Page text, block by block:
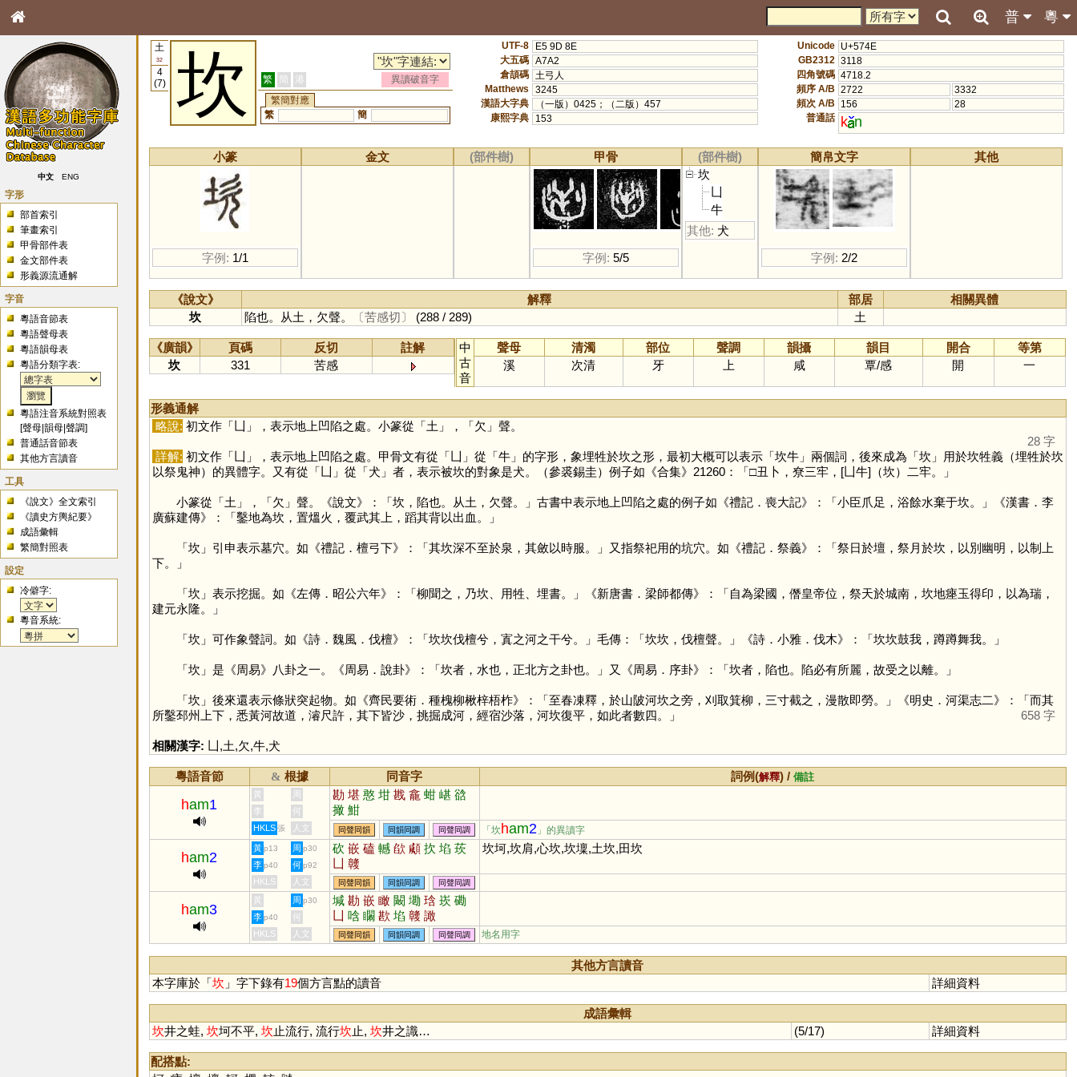
粵
普
中文 ENG
字形
部首索引
筆畫索引
甲骨部件表
金文部件表
形義源流通解
字音
粵語音節表
粵語聲母表
粵語韻母表
粵語分類字表:
粵語注音系統對照表
[聲母 |韻母 |聲調]
普通話音節表
其他方言讀音
工具
《說文》全文索引
《讀史方輿紀要》
成語彙輯
繁簡對照表
設定
冷僻字:
粵音系統:
土
32
4
(7)
坎 繁 簡 港
異讀破音字
繁簡對應
繁
簡
UTF-8
E5 9D 8E
大五碼 A7A2
倉頡碼
土弓人
Matthews
3245
漢語大字典
（一版）0425；（二版）457
康熙字典
153
Unicode U+574E
GB2312 3118
四角號碼 4718.2
頻序 A/B 2722
3332
頻次 A/B
156
28
普通話 k n
小篆
字例: 1/1
金文 (部件樹) 甲骨
字例: 5/5
(部件樹)
坎
牛
其他: 犬
簡帛文字
字例: 2/2
其他
《說文》 解釋 部居
相關異體
坎
陷也。从土，欠聲。 〔苦感切〕 (288 / 289) 土
《廣韻》 頁碼 反切
註解
坎
331 苦感
中
古
音
聲母 清濁 部位 聲調 韻攝 韻目 開合
等第
溪
次清 牙 上 咸 覃/感 開 一
形義通解
略說: 初文作「凵 」，表示地上凹陷之處。小篆從「土」，「欠 」聲。
28 字
詳解: 初文作「凵 」，表示地上凹陷之處。甲骨文有從「凵 」從「牛」的字形，象埋牲於坎之形，最初大概可以表示「坎牛」兩個詞，後來成為「坎 」用於坎牲義（埋牲於坎
以祭鬼神）的異體字。又有從「凵 」從「犬 」者，表示被坎的對象是犬。（參裘錫圭）例子如《合集》21260：「□丑卜，尞三牢，[凵牛]（坎）二牢。」
小篆從「土」，「欠 」聲。《說文》：「坎，陷也。从土，欠聲。」古書中表示地上凹陷之處的例子如《禮記．喪大記》：「小臣爪足，浴餘水棄于坎。」《漢書．李
廣蘇建傳》：「鑿地為坎，置熅火，覆武其上，蹈其背以出血。」
「坎 」引申表示墓穴。如《禮記．檀弓下》：「其坎深不至於泉，其斂以時服。」又指祭祀用的坑穴。如《禮記．祭義》：「祭日於壇，祭月於坎，以別幽明，以制上
下。」
「坎 」表示挖掘。如《左傳．昭公六年》：「柳聞之，乃坎、用牲、埋書。」《新唐書．梁師都傳》：「自為梁國，僭皇帝位，祭天於城南，坎地瘞玉得印，以為瑞，
建元永隆。」
「坎 」可作象聲詞。如《詩．魏風．伐檀》：「坎坎伐檀兮，寘之河之干兮。」毛傳：「坎坎，伐檀聲。」《詩．小雅．伐木》：「坎坎鼓我，蹲蹲舞我。」
「坎 」是《周易》八卦之一。《周易．說卦》：「坎者，水也，正北方之卦也。」又《周易．序卦》：「坎者，陷也。陷必有所麗，故受之以離。」
「坎 」後來還表示條狀突起物。如《齊民要術．種槐柳楸梓梧柞》：「至春凍釋，於山陂河坎之旁，刈取箕柳，三寸截之，漫散即勞。」《明史．河渠志二》：「而其
所鑿邳州上下，悉黃河故道，濬尺許，其下皆沙，挑掘成河，經宿沙落，河坎復平，如此者數四。」
658 字
相關漢字: 凵 ,土,欠,牛,犬
粵語音節 & 根據 同音字 詞例(解釋) /備註
ham1
黃 周 勘 堪 憨 坩 戡 龕 蚶 嵁 谽
撖 魽
李
何
HKLS 張 人文 同聲同韻 同韻同調 同聲同調 「坎 ham2 」的異讀字
ham2
黃 p13 周 p30 砍 嵌 磕 轗 欿 顑 扻 埳 莰
竷
坎坷,坎肩,心坎,坎壈,土坎,田坎
李 p40 何 p92
HKLS 人文 同聲同韻 同韻同調 同聲同調
ham3
黃 周 p30 堿 勘 嵌 瞰 闞 墈 琀 崁 磡
唅 矙 歁 埳 竷 譀
李 p40
何
HKLS
人文 同聲同韻 同韻同調 同聲同調 地名用字
其他方言讀音
本字庫於「坎 」字下錄有19個方言點的讀音 詳細資料
成語彙輯
坎井之蛙, 坎坷不平, 坎 止流行, 流行坎 止, 坎井之識… (5/17) 詳細資料
配搭點: